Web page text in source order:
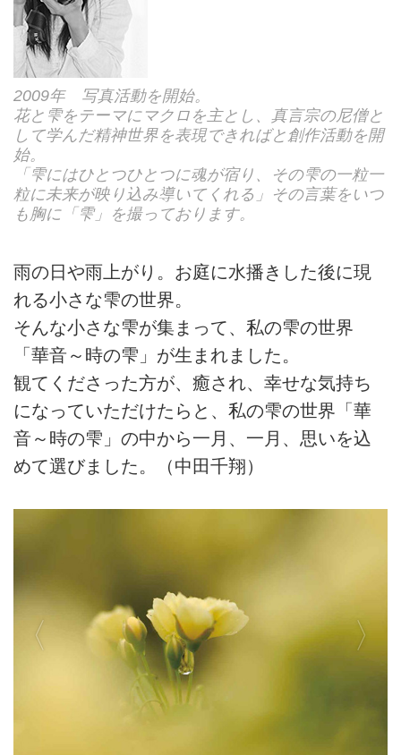
2009年 写真活動を開始。
花と雫をテーマにマクロを主とし、真言宗の尼僧と
して学んだ精神世界を表現できればと創作活動を開
始。
「雫にはひとつひとつに魂が宿り、その雫の一粒一
粒に未来が映り込み導いてくれる」その言葉をいつ
も胸に「雫」を撮っております。
雨の日や雨上がり。お庭に水播きした後に現
れる小さな雫の世界。
そんな小さな雫が集まって、私の雫の世界
「華音～時の雫」が生まれました。
観てくださった方が、癒され、幸せな気持ち
になっていただけたらと、私の雫の世界「華
音～時の雫」の中から一月、一月、思いを込
めて選びました。（中田千翔）